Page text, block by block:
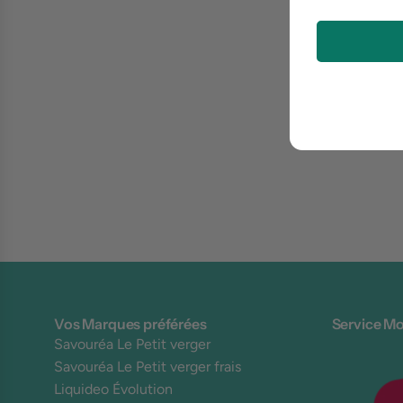
Vos Marques préférées
Savouréa Le Petit verger
Savouréa Le Petit verger frais
Liquideo Évolution
Service